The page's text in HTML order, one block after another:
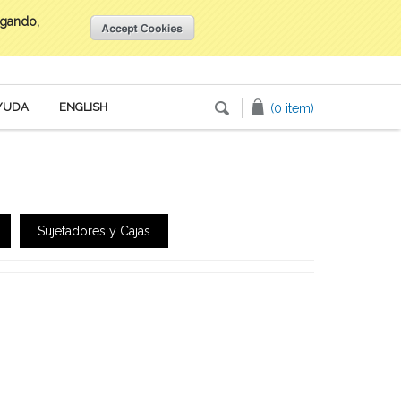
Inicia tu sesión
ENGLISH (0 item)
Sujetadores y Cajas